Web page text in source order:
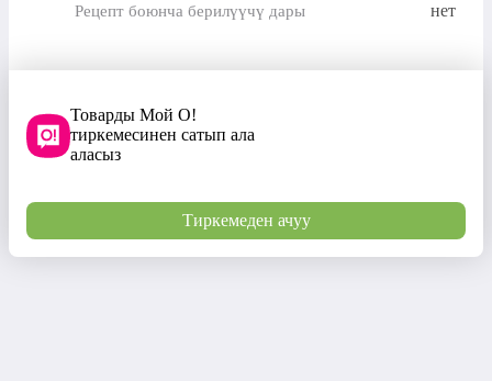
Рецепт боюнча берилүүчү дары нет
Товарды Мой О!
тиркемесинен сатып ала
аласыз
Тиркемеден ачуу